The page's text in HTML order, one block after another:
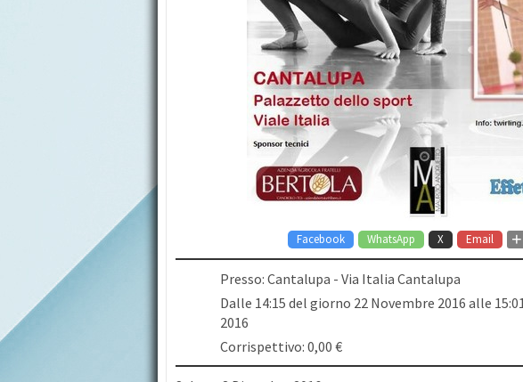
Facebook WhatsApp X Email +
Presso: Cantalupa - Via Italia Cantalupa
Dalle 14:15 del giorno 22 Novembre 2016 alle
2016
Corrispettivo: 0,00 €